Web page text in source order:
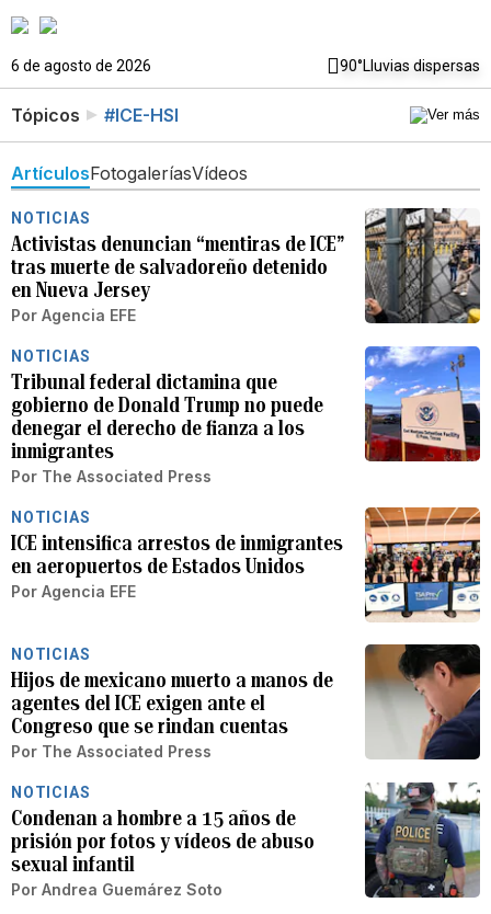
6 de agosto de 2026 90°Lluvias dispersas
Tópicos #ICE-HSI
ArtículosFotogaleríasVídeos
NOTICIAS
Activistas denuncian “mentiras de ICE”
tras muerte de salvadoreño detenido
en Nueva Jersey
Por Agencia EFE
NOTICIAS
Tribunal federal dictamina que
gobierno de Donald Trump no puede
denegar el derecho de fianza a los
inmigrantes
Por The Associated Press
NOTICIAS
ICE intensifica arrestos de inmigrantes
en aeropuertos de Estados Unidos
Por Agencia EFE
NOTICIAS
Hijos de mexicano muerto a manos de
agentes del ICE exigen ante el
Congreso que se rindan cuentas
Por The Associated Press
NOTICIAS
Condenan a hombre a 15 años de
prisión por fotos y vídeos de abuso
sexual infantil
Por Andrea Guemárez Soto